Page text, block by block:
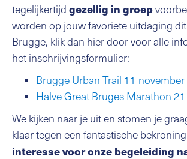
tegelijkertijd gezellig in groep
worden op jouw favoriete uitdaging
Brugge, klik dan hier door voor alle
het inschrijvingsformulier:
Brugge Urban Trail 11 november
Halve Great Bruges Marathon
We kijken naar je uit en stomen je
klaar tegen een fantastische
interesse voor onze begeleiding